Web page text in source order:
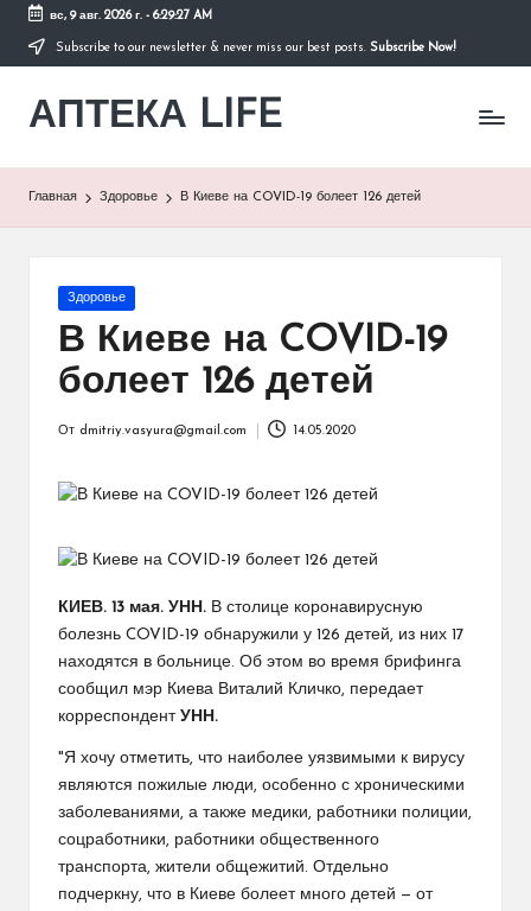
Перейти
содержимому
вс, 9 авг. 2026 г.- 6:29:27 AM
Subscribe to our newsletter & never miss our best posts. Subscribe Now!
АПТЕКА LIFE
сайт
Главная Здоровье В Киеве на COVID-19 болеет 126 детей
Опубликовано
Здоровье
В Киеве на COVID-19
болеет 126 детей
От dmitriy.vasyura@gmail.com 14.05.2020
КИЕВ. 13 мая. УНН. В столице коронавирусную
болезнь COVID-19 обнаружили у 126 детей, из них 17
находятся в больнице. Об этом во время брифинга
сообщил мэр Киева Виталий Кличко, передает
корреспондентУНН.
"Я хочу отметить, что наиболее уязвимыми к вирусу
являются пожилые люди, особенно с хроническими
заболеваниями, а также медики, работники полиции,
соцработники, работники общественного
транспорта, жители общежитий. Отдельно
подчеркну, что в Киеве болеет много детей — от